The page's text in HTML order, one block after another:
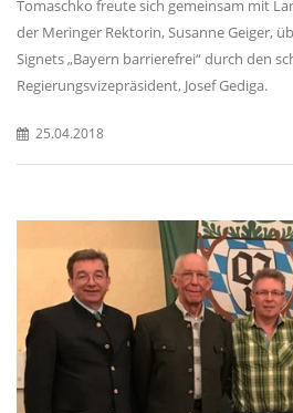
Tomaschko freute sich gemeinsam mit
der Meringer Rektorin, Susanne Geiger,
Signets „Bayern barrierefrei“ durch den
Regierungsvizepräsident, Josef Gediga.
25.04.2018